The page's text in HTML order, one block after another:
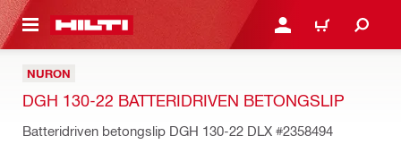
GÅ TILL HUVUDSIDAN LOGGA IN ELLER
VARUKORG
NURON
DGH 130-22 BATTERIDRIVEN BETONGSLIP
Batteridriven betongslip DGH 130-22 DLX #2358494